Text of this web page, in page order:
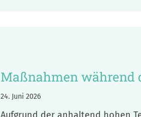
Maßnahmen während
24. Juni 2026